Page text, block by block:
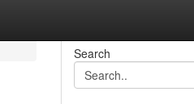
Search